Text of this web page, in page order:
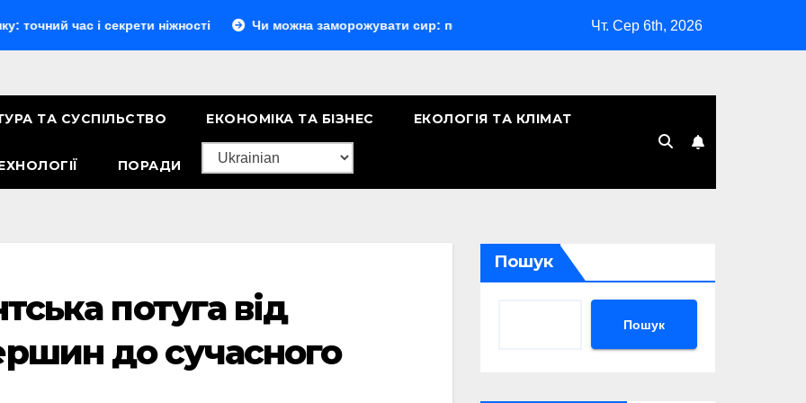
і секрети ніжності Чи можна заморожувати сир: повний гід з порадами Відпустка за сімейними
Чт. Сер 6th, 2026
ТА СУСПІЛЬСТВО ЕКОНОМІКА ТА БІЗНЕС ЕКОЛОГІЯ ТА КЛІМАТ
ПОРАДИ
потуга від
до сучасного
Пошук
Пошук